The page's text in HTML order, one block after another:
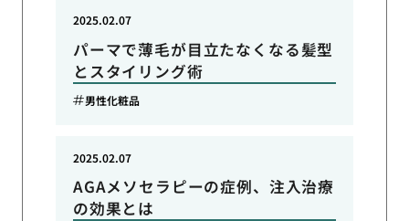
パーマで薄毛が目立たなくなる髪型
とスタイリング術
2025.02.07
男性化粧品
AGAメソセラピーの症例、注入治療
の効果とは
2025.02.07